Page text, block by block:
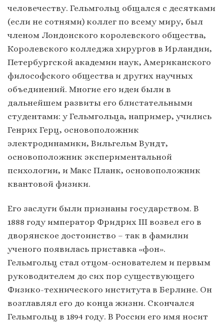
человечеству. Гельмгольц общался с десятками
(если не сотнями) коллег по всему миру, был
членом Лондонского королевского общества,
Королевского колледжа хирургов в Ирландии,
Петербургской академии наук, Американского
философского общества и других научных
объединений. Многие его идеи были в
дальнейшем развиты его блистательными
студентами: у Гельмгольца, например, учились
Генрих Герц, основоположник
электродинамики, Вильгельм Вундт,
основоположник экспериментальной
психологии, и Макс Планк, основоположник
квантовой физики.
Его заслуги были признаны государством. В
1888 году император Фридрих III возвел его в
дворянское достоинство – так в фамилии
ученого появилась приставка «фон».
Гельмгольц стал отцом-основателем и первым
руководителем до сих пор существующего
Физико-технического института в Берлине. Он
возглавлял его до конца жизни. Скончался
Гельмгольц в 1894 году. В России его имя носит